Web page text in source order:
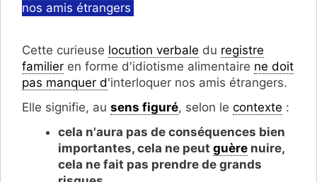
nos amis étrangers
Cette curieuse locution verbale du registre
familier en forme d'idiotisme alimentaire ne doit
pas manquer d'interloquer nos amis étrangers.
Elle signifie, au sens figuré, selon le contexte :
cela n'aura pas de conséquences bien
importantes, cela ne peut guère nuire,
cela ne fait pas prendre de grands